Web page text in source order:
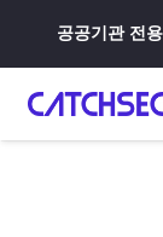
공공기관 전